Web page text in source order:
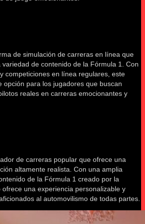
de simulación de carreras en línea que
de contenido de la Fórmula 1. Con
competiciones en línea regulares, este
opción para los jugadores que buscan
reales en carreras emocionantes y
de carreras popular que ofrece una
altamente realista. Con una amplia
de la Fórmula 1 creado por la
una experiencia personalizable y
al automovilismo de todas partes.